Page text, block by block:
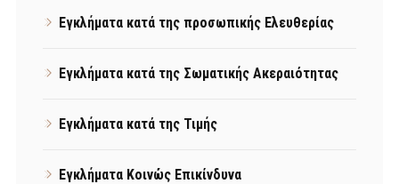
Εγκλήματα κατά της προσωπικής Ελευθερίας
Εγκλήματα κατά της Σωματικής Ακεραιότητας
Εγκλήματα κατά της Τιμής
Εγκλήματα Κοινώς Επικίνδυνα